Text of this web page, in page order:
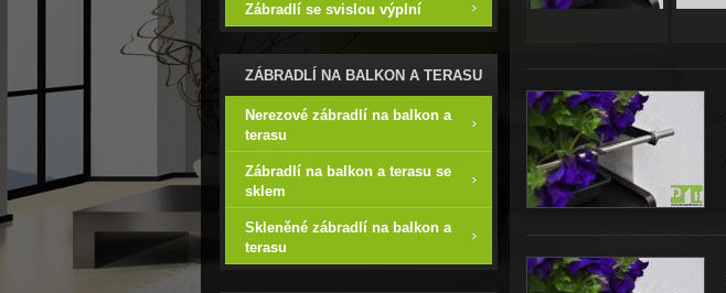
Zábradlí se svislou výplní
ZÁBRADLÍ NA BALKON A TERASU
Nerezové zábradlí na balkon a
terasu
Zábradlí na balkon a terasu se
sklem
Skleněné zábradlí na balkon a
terasu